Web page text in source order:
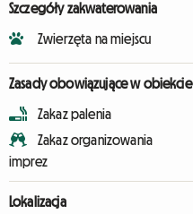
Szczegóły zakwaterowania
Zwierzęta na miejscu
Zasady obowiązujące w obiekcie
Zakaz palenia
Zakaz organizowania
imprez
Lokalizacja